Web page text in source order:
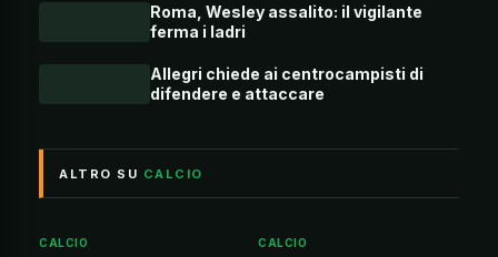
Roma, Wesley assalito: il vigilante
ferma i ladri
Allegri chiede ai centrocampisti di
difendere e attaccare
ALTRO SU CALCIO
CALCIO CALCIO